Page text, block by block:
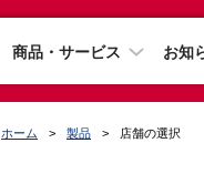
商品・サービス お知
ホーム 製品 店舗の選択